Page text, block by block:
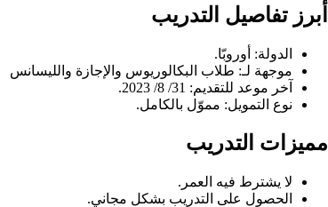
أبرز تفاصيل التدريب
الدولة: أوروبّا.
موجهة لـ: طلاب البكالوريوس والإجازة والليسانس
آخر موعد للتقديم: 31/ 8/ 2023.
نوع التمويل: مموّل بالكامل.
مميزات التدريب
لا يشترط فيه العمر.
الحصول على التدريب بشكل مجاني.